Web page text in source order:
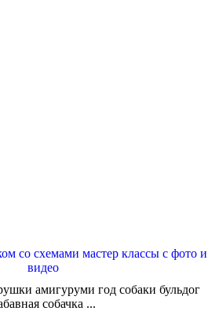
со схемами мастер классы с фото и
видео
амигуруми год собаки бульдог
собачка ...